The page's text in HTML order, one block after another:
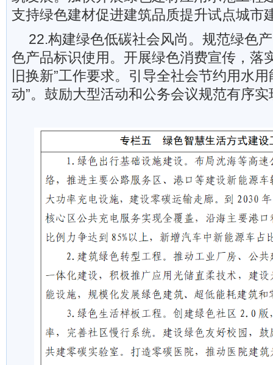
支持绿色建材促进建筑品质提升试点城市
22.构建绿色低碳社会风尚。规范绿色
色产品标识使用。开展绿色消费宣传，落
旧换新”工作要求。引导全社会节约用水
动”。鼓励大型活动和公务会议规范有序